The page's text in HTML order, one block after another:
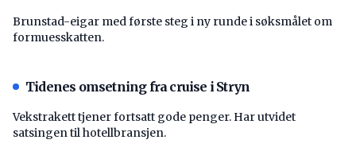
Brunstad-eigar med første steg i ny runde i søksmålet om
formuesskatten.
Tidenes omsetning fra cruise i Stryn
Vekstrakett tjener fortsatt gode penger. Har utvidet
satsingen til hotellbransjen.